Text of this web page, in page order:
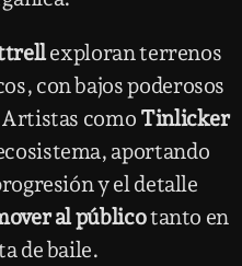
exploran terrenos
con bajos poderosos
como Tinlicker
aportando
y el detalle
al públicotanto en
de baile.